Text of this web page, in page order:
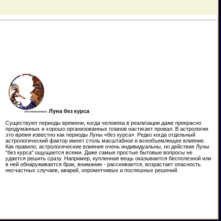
Луна без курса
Существуют периоды времени, когда человека в реализации даже прекрасно
продуманных и хорошо организованных планов настигает провал. В астрологии
это время известно как периоды Луны «без курса». Редко когда отдельный
астрологический фактор имеет столь масштабное и всеобъемлющее влияние.
Как правило, астрологические влияния очень индивидуальны, но действие Луны
"без курса" ощущается всеми. Даже самые простые бытовые вопросы не
удается решить сразу. Например, купленная вещь оказывается бесполезной или
в ней обнаруживается брак, внимание - рассеивается, возрастает опасность
несчастных случаев, аварий, опрометчивых и поспешных решений.